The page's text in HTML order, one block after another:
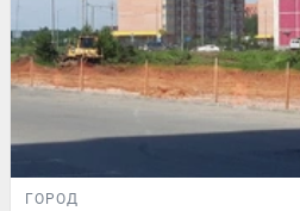
ГОРОД